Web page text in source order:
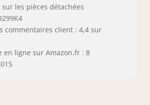
les pièces détachées
commentaires client : 4,4 sur
en ligne sur Amazon.fr : 8